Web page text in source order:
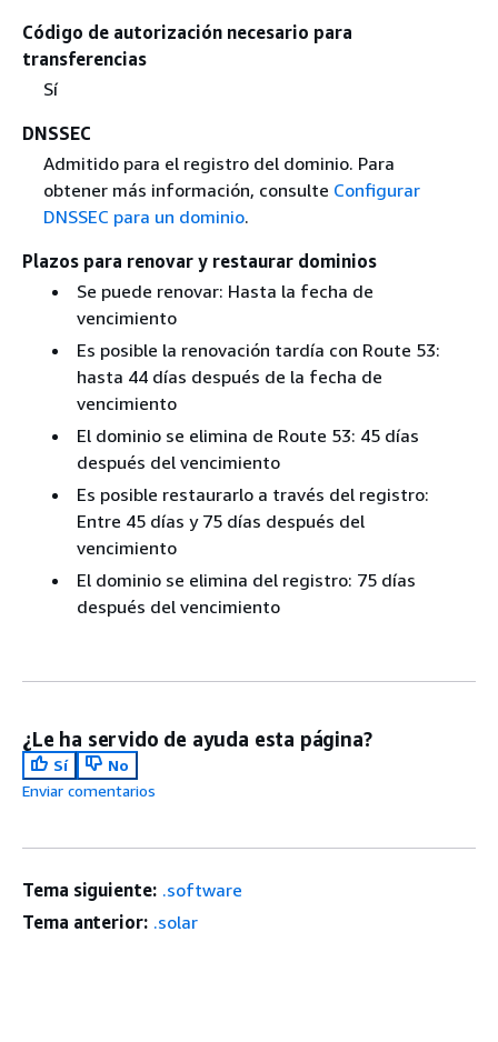
Código de autorización necesario para
transferencias
Sí
DNSSEC
Admitido para el registro del dominio. Para
obtener más información, consulte Configurar
DNSSEC para un dominio.
Plazos para renovar y restaurar dominios
Se puede renovar: Hasta la fecha de
vencimiento
Es posible la renovación tardía con Route 53:
hasta 44 días después de la fecha de
vencimiento
El dominio se elimina de Route 53: 45 días
después del vencimiento
Es posible restaurarlo a través del registro:
Entre 45 días y 75 días después del
vencimiento
El dominio se elimina del registro: 75 días
después del vencimiento
¿Le ha servido de ayuda esta página?
Sí
No
Enviar comentarios
Tema siguiente: .software
Tema anterior: .solar